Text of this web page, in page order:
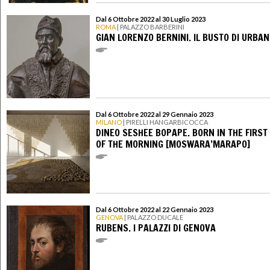
Dal 6 Ottobre 2022 al 30 Luglio 2023
ROMA | PALAZZO BARBERINI
GIAN LORENZO BERNINI. IL BUSTO DI
Dal 6 Ottobre 2022 al 29 Gennaio 2023
MILANO | PIRELLI HANGARBICOCCA
DINEO SESHEE BOPAPE. BORN IN THE
OF THE MORNING [MOSWARA’MARAPO]
Dal 6 Ottobre 2022 al 22 Gennaio 2023
GENOVA | PALAZZO DUCALE
RUBENS. I PALAZZI DI GENOVA